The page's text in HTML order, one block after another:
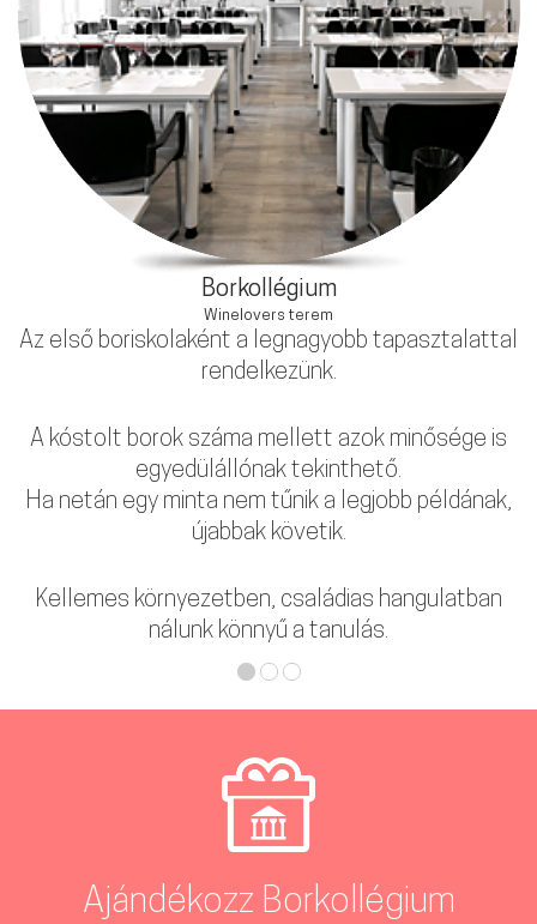
Borkollégium
Winelovers terem
Az első boriskolaként a legnagyobb tapasztalattal
rendelkezünk.
A kóstolt borok száma mellett azok minősége is
egyedülállónak tekinthető.
Ha netán egy minta nem tűnik a legjobb példának,
újabbak követik.
Kellemes környezetben, családias hangulatban
nálunk könnyű a tanulás.
Ajándékozz Borkollégium